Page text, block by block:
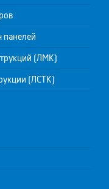
панелей
(ЛМК)
(ЛСТК)